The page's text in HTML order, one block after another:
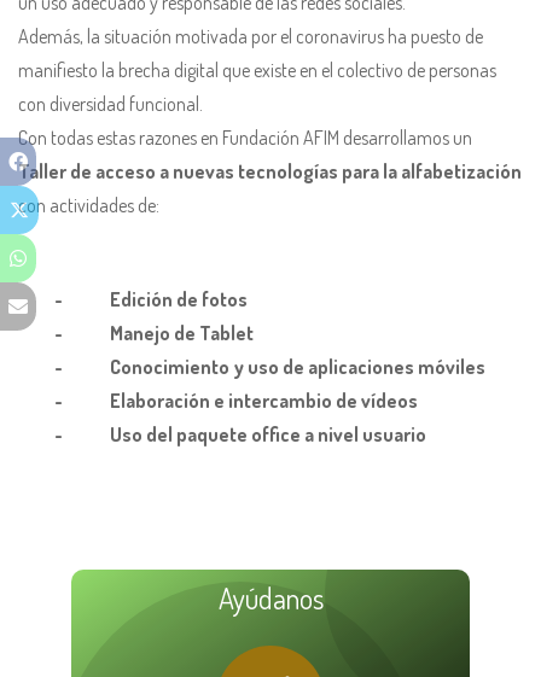
Además, la situación motivada por el coronavirus ha puesto de
manifiesto la brecha digital que existe en el colectivo de personas
con diversidad funcional.
Con todas estas razones en Fundación AFIM desarrollamos un
Taller de acceso a nuevas tecnologías para la alfabetización
con actividades de:
- Edición de fotos
- Manejo de Tablet
- Conocimiento y uso de aplicaciones móviles
- Elaboración e intercambio de vídeos
- Uso del paquete office a nivel usuario
Ayúdanos